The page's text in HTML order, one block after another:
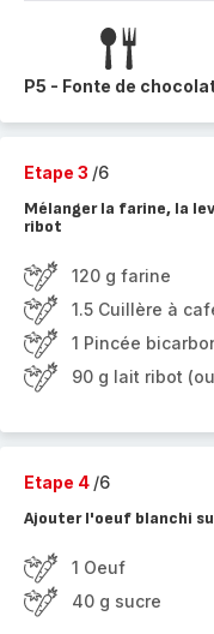
P5 - Fonte de
Etape 3 /6
Mélanger la farine, la
ribot
120 g farine
1.5 Cuillère à
1 Pincée
90 g lait ribot
Etape 4 /6
Ajouter l'oeuf blanchi
1 Oeuf
40 g sucre